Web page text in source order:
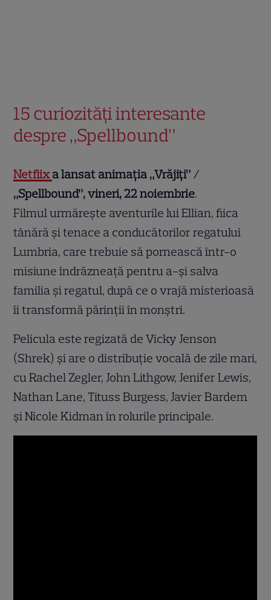
15 curiozități interesante
despre „Spellbound”
Netflixa lansat animația „Vrăjiți” /
„Spellbound”, vineri, 22 noiembrie.
Filmul urmărește aventurile lui Ellian, fiica
tânără și tenace a conducătorilor regatului
Lumbria, care trebuie să pornească într-o
misiune îndrăzneață pentru a-și salva
familia și regatul, după ce o vrajă misterioasă
îi transformă părinții în monștri.
Pelicula este regizată de Vicky Jenson
(Shrek) și are o distribuție vocală de zile mari,
cu Rachel Zegler, John Lithgow, Jenifer Lewis,
Nathan Lane, Tituss Burgess, Javier Bardem
și Nicole Kidman în rolurile principale.